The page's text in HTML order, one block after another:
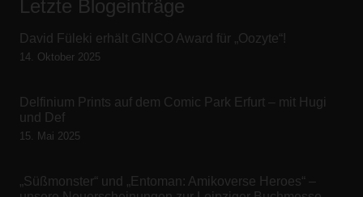
Letzte Blogeinträge
David Füleki erhält GINCO Award für „Oozyte“!
14. Oktober 2025
Delfinium Prints auf dem Comic Park Erfurt – mit Hugi
und Def
15. Mai 2025
„Süßmonster“ und „Entoman: Amikoverse Heroes“ –